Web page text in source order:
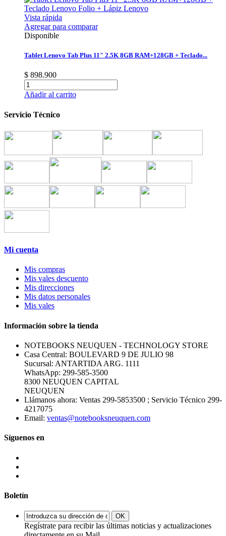
Vista rápida
Agregar para comparar
Disponible
Tablet Lenovo Tab Plus 11" 2.5K 8GB RAM+128GB + Teclado...
$ 898.900
Añadir al carrito
Servicio Técnico
Mi cuenta
Mis compras
Mis vales descuento
Mis direcciones
Mis datos personales
Mis vales
Información sobre la tienda
NOTEBOOKS NEUQUEN - TECHNOLOGY STORE
Casa Central: BOULEVARD 9 DE JULIO 98
Sucursal: ANTARTIDA ARG. 1111
WhatsApp: 299-585-3500
8300 NEUQUEN CAPITAL
NEUQUEN
Llámanos ahora: Ventas 299-5853500 ; Servicio Técnico 299-
4217075
Email: ventas@notebooksneuquen.com
Síguenos en
Boletín
OK
Regístrate para recibir las últimas noticias y actualizaciones